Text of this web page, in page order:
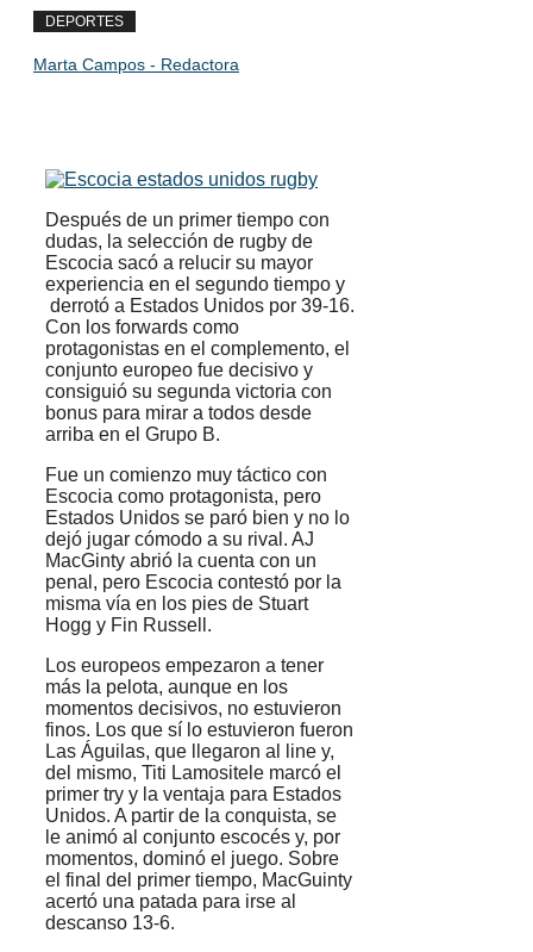
DEPORTES
Marta Campos - Redactora
Después de un primer tiempo con
dudas, la selección de rugby de
Escocia sacó a relucir su mayor
experiencia en el segundo tiempo y
derrotó a Estados Unidos por 39-16.
Con los forwards como
protagonistas en el complemento, el
conjunto europeo fue decisivo y
consiguió su segunda victoria con
bonus para mirar a todos desde
arriba en el Grupo B.
Fue un comienzo muy táctico con
Escocia como protagonista, pero
Estados Unidos se paró bien y no lo
dejó jugar cómodo a su rival. AJ
MacGinty abrió la cuenta con un
penal, pero Escocia contestó por la
misma vía en los pies de Stuart
Hogg y Fin Russell.
Los europeos empezaron a tener
más la pelota, aunque en los
momentos decisivos, no estuvieron
finos. Los que sí lo estuvieron fueron
Las Águilas, que llegaron al line y,
del mismo, Titi Lamositele marcó el
primer try y la ventaja para Estados
Unidos. A partir de la conquista, se
le animó al conjunto escocés y, por
momentos, dominó el juego. Sobre
el final del primer tiempo, MacGuinty
acertó una patada para irse al
descanso 13-6.